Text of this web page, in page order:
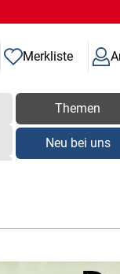
Merkliste
Themen
Neu bei uns